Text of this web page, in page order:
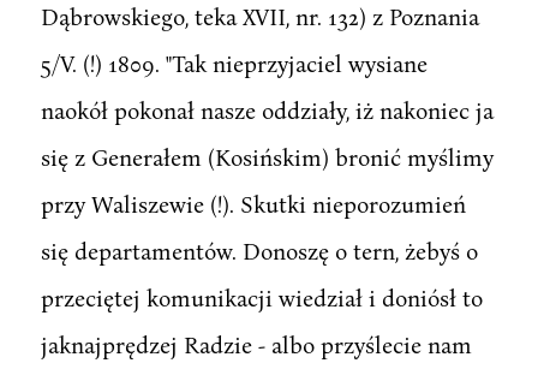
Dąbrowskiego, teka XVII, nr. 132) z Poznania
5/V. (!) 1809. "Tak nieprzyjaciel wysiane
naokół pokonał nasze oddziały, iż nakoniec ja
się z Generałem (Kosińskim) bronić myślimy
przy Waliszewie (!). Skutki nieporozumień
się departamentów. Donoszę o tern, żebyś o
przeciętej komunikacji wiedział i doniósł to
jaknajprędzej Radzie - albo przyślecie nam